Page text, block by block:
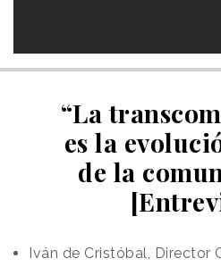
“La
es la
de la
Iván de Cristóbal, Director